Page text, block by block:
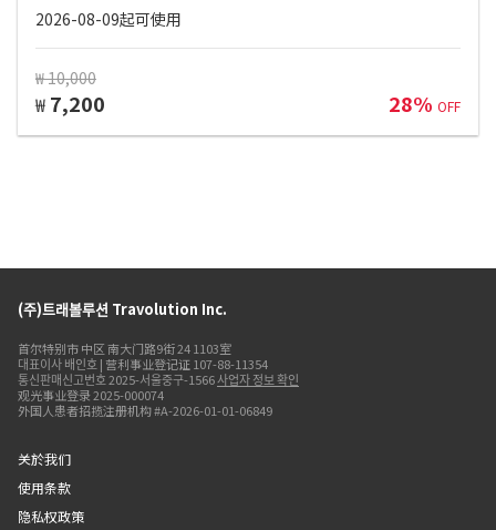
2026-08-09起可使用
₩ 10,000
₩ 7,200 28% OFF
(주)트래볼루션 Travolution Inc.
首尔特别市 中区 南大门路9街 24 1103室
대표이사 배인호 | 营利事业登记证 107-88-11354
통신판매신고번호 2025-서울중구-1566사업자 정보 확인
观光事业登录 2025-000074
外国人患者招揽注册机构 #A-2026-01-01-06849
关於我们
使用条款
隐私权政策